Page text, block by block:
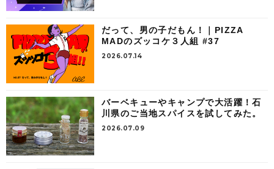
だって、男の子だもん！｜PIZZA
MADのズッコケ３人組 #37
2026.07.14
バーベキューやキャンプで大活躍！石
川県のご当地スパイスを試してみた。
2026.07.09